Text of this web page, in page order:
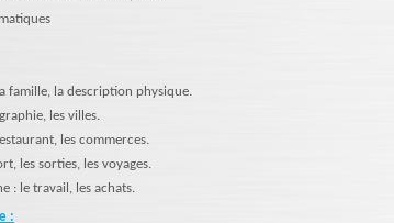
famille, la description physique.
les villes.
les commerces.
les sorties, les voyages.
: le travail, les achats.
: